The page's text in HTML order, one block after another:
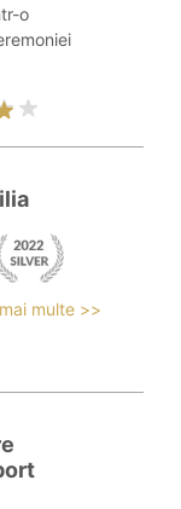
o
multe >>